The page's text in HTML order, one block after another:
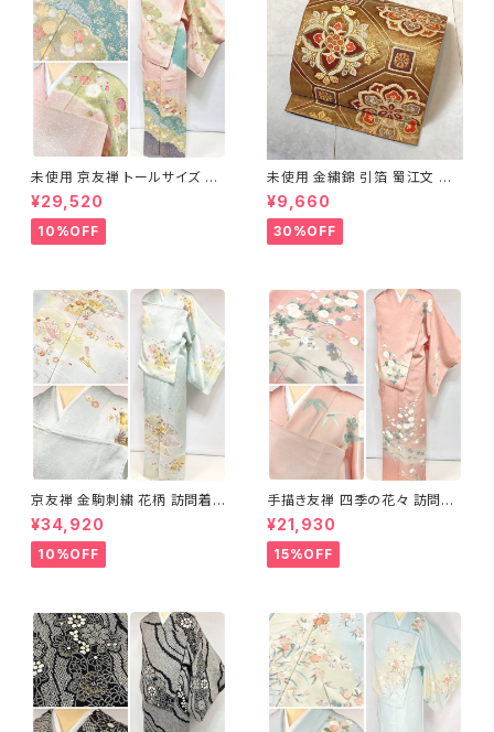
未使用 京友禅 トールサイズ 染
め分け 金彩 訪問着 袷 正絹 ピ
ンク 黄緑 紫 黄色 1438
¥29,520
10%OFF
未使用 金繍錦 引箔 蜀江文 唐
織 華紋 袋帯 正絹 金糸 ゴール
ド 赤 紫 710
¥9,660
30%OFF
京友禅 金駒刺繍 花柄 訪問着
正絹 水色 黄緑 パステルカラー
アイスグリーン 1433
¥34,920
10%OFF
手描き友禅 四季の花々 訪問着
袷 正絹 サーモンピンク クリー
ム 白 桃花色 1434
¥21,930
15%OFF